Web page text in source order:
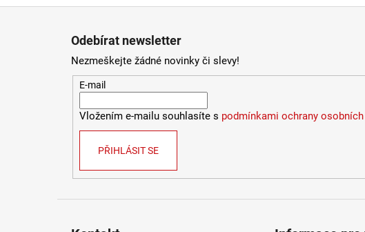
Odebírat newsletter
Nezmeškejte žádné novinky či slevy!
E-mail
Vložením e-mailu souhlasíte s podmínkami ochrany
PŘIHLÁSIT SE